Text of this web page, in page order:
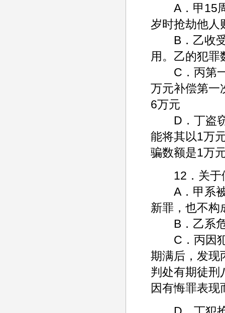
A．甲15周
岁时抢劫他人
B．乙收受
用。乙的犯罪
C．丙第一
万元补偿第一
6万元
D．丁盗窃
能将其以1万
骗数额是1万
12．关于假
A．甲系被
新罪，也不构
B．乙系危
C．丙因犯
期满后，发现
判处有期徒刑
因有悔罪表现